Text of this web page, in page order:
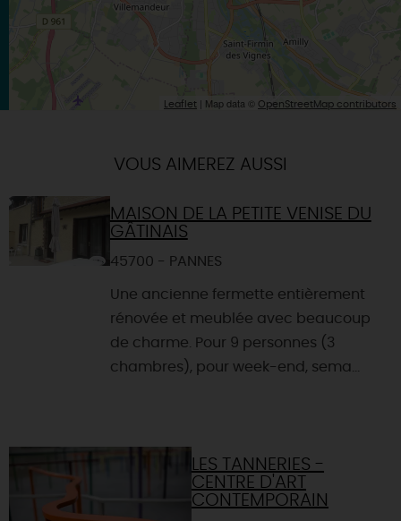
Leaflet | Map data © OpenStreetMap contributors
VOUS AIMEREZ AUSSI
MAISON DE LA PETITE VENISE DU
GÂTINAIS
45700 - PANNES
Une ancienne fermette entièrement
rénovée et meublée avec beaucoup
de charme. Pour 9 personnes (3
chambres), pour week-end, sema...
LES TANNERIES -
CENTRE D'ART
CONTEMPORAIN